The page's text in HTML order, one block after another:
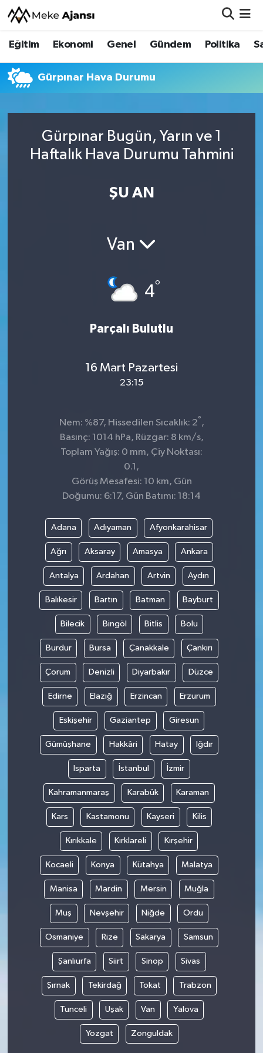
Eğitim Ekonomi Genel Gündem Politika
Gürpınar Hava Durumu
Gürpınar Bugün, Yarın ve 1
Haftalık Hava Durumu Tahmini
ŞU AN
Van
4°
Parçalı Bulutlu
16 Mart Pazartesi
23:15
Nem: %87, Hissedilen Sıcaklık: 2° ,
Basınç: 1014 hPa, Rüzgar: 8 km/s,
Toplam Yağış: 0 mm, Çiy Noktası:
0.1,
Görüş Mesafesi: 10 km, Gün
Doğumu: 6:17, Gün Batımı: 18:14
Adana Adıyaman Afyonkarahisar
Ağrı Aksaray Amasya Ankara
Antalya Ardahan Artvin Aydın
Balıkesir Bartın Batman Bayburt
Bilecik Bingöl Bitlis Bolu
Burdur Bursa Çanakkale Çankırı
Çorum Denizli Diyarbakır Düzce
Edirne Elazığ Erzincan Erzurum
Eskişehir Gaziantep Giresun
Gümüşhane Hakkâri Hatay Iğdır
Isparta İstanbul İzmir
Kahramanmaraş Karabük Karaman
Kars Kastamonu Kayseri Kilis
Kırıkkale Kırklareli Kırşehir
Kocaeli Konya Kütahya Malatya
Manisa Mardin Mersin Muğla
Muş Nevşehir Niğde Ordu
Osmaniye Rize Sakarya Samsun
Şanlıurfa Siirt Sinop Sivas
Şırnak Tekirdağ Tokat Trabzon
Tunceli Uşak Van Yalova
Yozgat Zonguldak
Eğitim
Ekonomi
Gündem
Nöbetçi Eczaneler
Hava Durumu
Trafik Durumu